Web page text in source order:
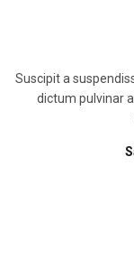
Suscipit a
dictum pulvinar